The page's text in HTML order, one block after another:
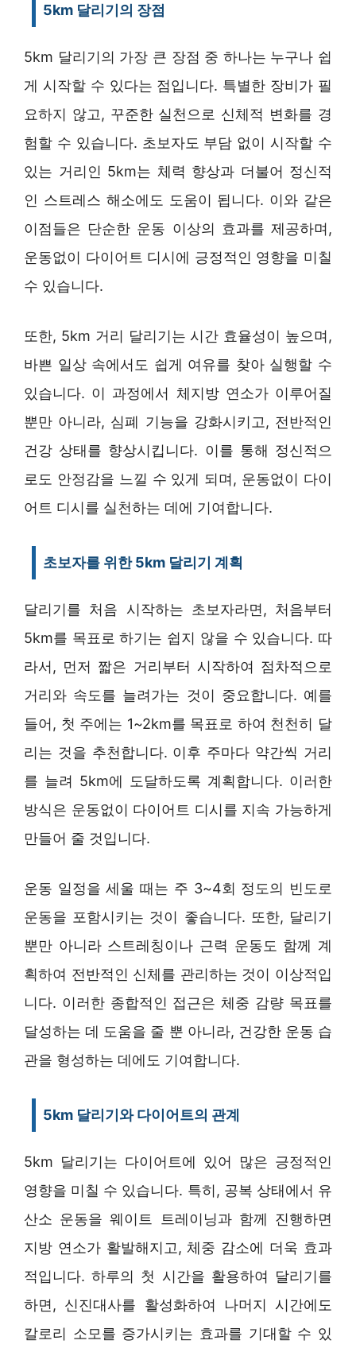
5km 달리기의 장점
5km 달리기의 가장 큰 장점 중 하나는 누구나 쉽
게 시작할 수 있다는 점입니다. 특별한 장비가 필
요하지 않고, 꾸준한 실천으로 신체적 변화를 경
험할 수 있습니다. 초보자도 부담 없이 시작할 수
있는 거리인 5km는 체력 향상과 더불어 정신적
인 스트레스 해소에도 도움이 됩니다. 이와 같은
이점들은 단순한 운동 이상의 효과를 제공하며,
운동없이 다이어트 디시에 긍정적인 영향을 미칠
수 있습니다.
또한, 5km 거리 달리기는 시간 효율성이 높으며,
바쁜 일상 속에서도 쉽게 여유를 찾아 실행할 수
있습니다. 이 과정에서 체지방 연소가 이루어질
뿐만 아니라, 심폐 기능을 강화시키고, 전반적인
건강 상태를 향상시킵니다. 이를 통해 정신적으
로도 안정감을 느낄 수 있게 되며, 운동없이 다이
어트 디시를 실천하는 데에 기여합니다.
초보자를 위한 5km 달리기 계획
달리기를 처음 시작하는 초보자라면, 처음부터
5km를 목표로 하기는 쉽지 않을 수 있습니다. 따
라서, 먼저 짧은 거리부터 시작하여 점차적으로
거리와 속도를 늘려가는 것이 중요합니다. 예를
들어, 첫 주에는 1~2km를 목표로 하여 천천히 달
리는 것을 추천합니다. 이후 주마다 약간씩 거리
를 늘려 5km에 도달하도록 계획합니다. 이러한
방식은 운동없이 다이어트 디시를 지속 가능하게
만들어 줄 것입니다.
운동 일정을 세울 때는 주 3~4회 정도의 빈도로
운동을 포함시키는 것이 좋습니다. 또한, 달리기
뿐만 아니라 스트레칭이나 근력 운동도 함께 계
획하여 전반적인 신체를 관리하는 것이 이상적입
니다. 이러한 종합적인 접근은 체중 감량 목표를
달성하는 데 도움을 줄 뿐 아니라, 건강한 운동 습
관을 형성하는 데에도 기여합니다.
5km 달리기와 다이어트의 관계
5km 달리기는 다이어트에 있어 많은 긍정적인
영향을 미칠 수 있습니다. 특히, 공복 상태에서 유
산소 운동을 웨이트 트레이닝과 함께 진행하면
지방 연소가 활발해지고, 체중 감소에 더욱 효과
적입니다. 하루의 첫 시간을 활용하여 달리기를
하면, 신진대사를 활성화하여 나머지 시간에도
칼로리 소모를 증가시키는 효과를 기대할 수 있